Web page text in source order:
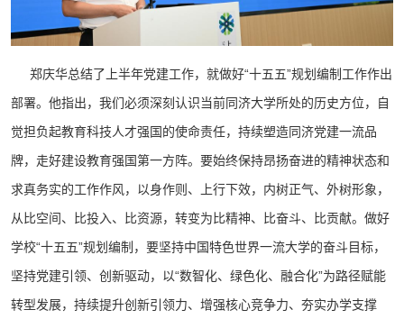
郑庆华总结了上半年党建工作，就做好“十五五”规划编制工作作出
部署。他指出，我们必须深刻认识当前同济大学所处的历史方位，自
觉担负起教育科技人才强国的使命责任，持续塑造同济党建一流品
牌，走好建设教育强国第一方阵。要始终保持昂扬奋进的精神状态和
求真务实的工作作风，以身作则、上行下效，内树正气、外树形象，
从比空间、比投入、比资源，转变为比精神、比奋斗、比贡献。做好
学校“十五五”规划编制，要坚持中国特色世界一流大学的奋斗目标，
坚持党建引领、创新驱动，以“数智化、绿色化、融合化”为路径赋能
转型发展，持续提升创新引领力、增强核心竞争力、夯实办学支撑